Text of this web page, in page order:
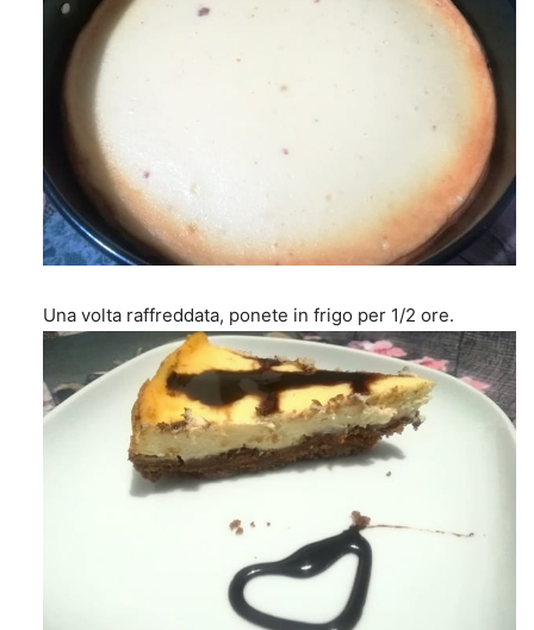
Una volta raffreddata, ponete in frigo per 1/2 ore.